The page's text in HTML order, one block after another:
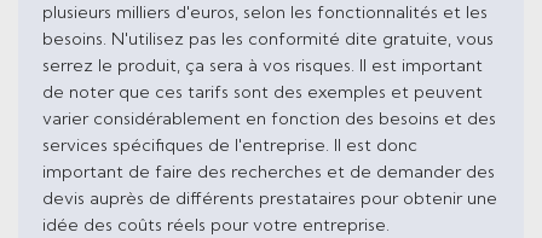
plusieurs milliers d'euros, selon les fonctionnalités et les
besoins. N'utilisez pas les conformité dite gratuite, vous
serrez le produit, ça sera à vos risques. Il est important
de noter que ces tarifs sont des exemples et peuvent
varier considérablement en fonction des besoins et des
services spécifiques de l'entreprise. Il est donc
important de faire des recherches et de demander des
devis auprès de différents prestataires pour obtenir une
idée des coûts réels pour votre entreprise.